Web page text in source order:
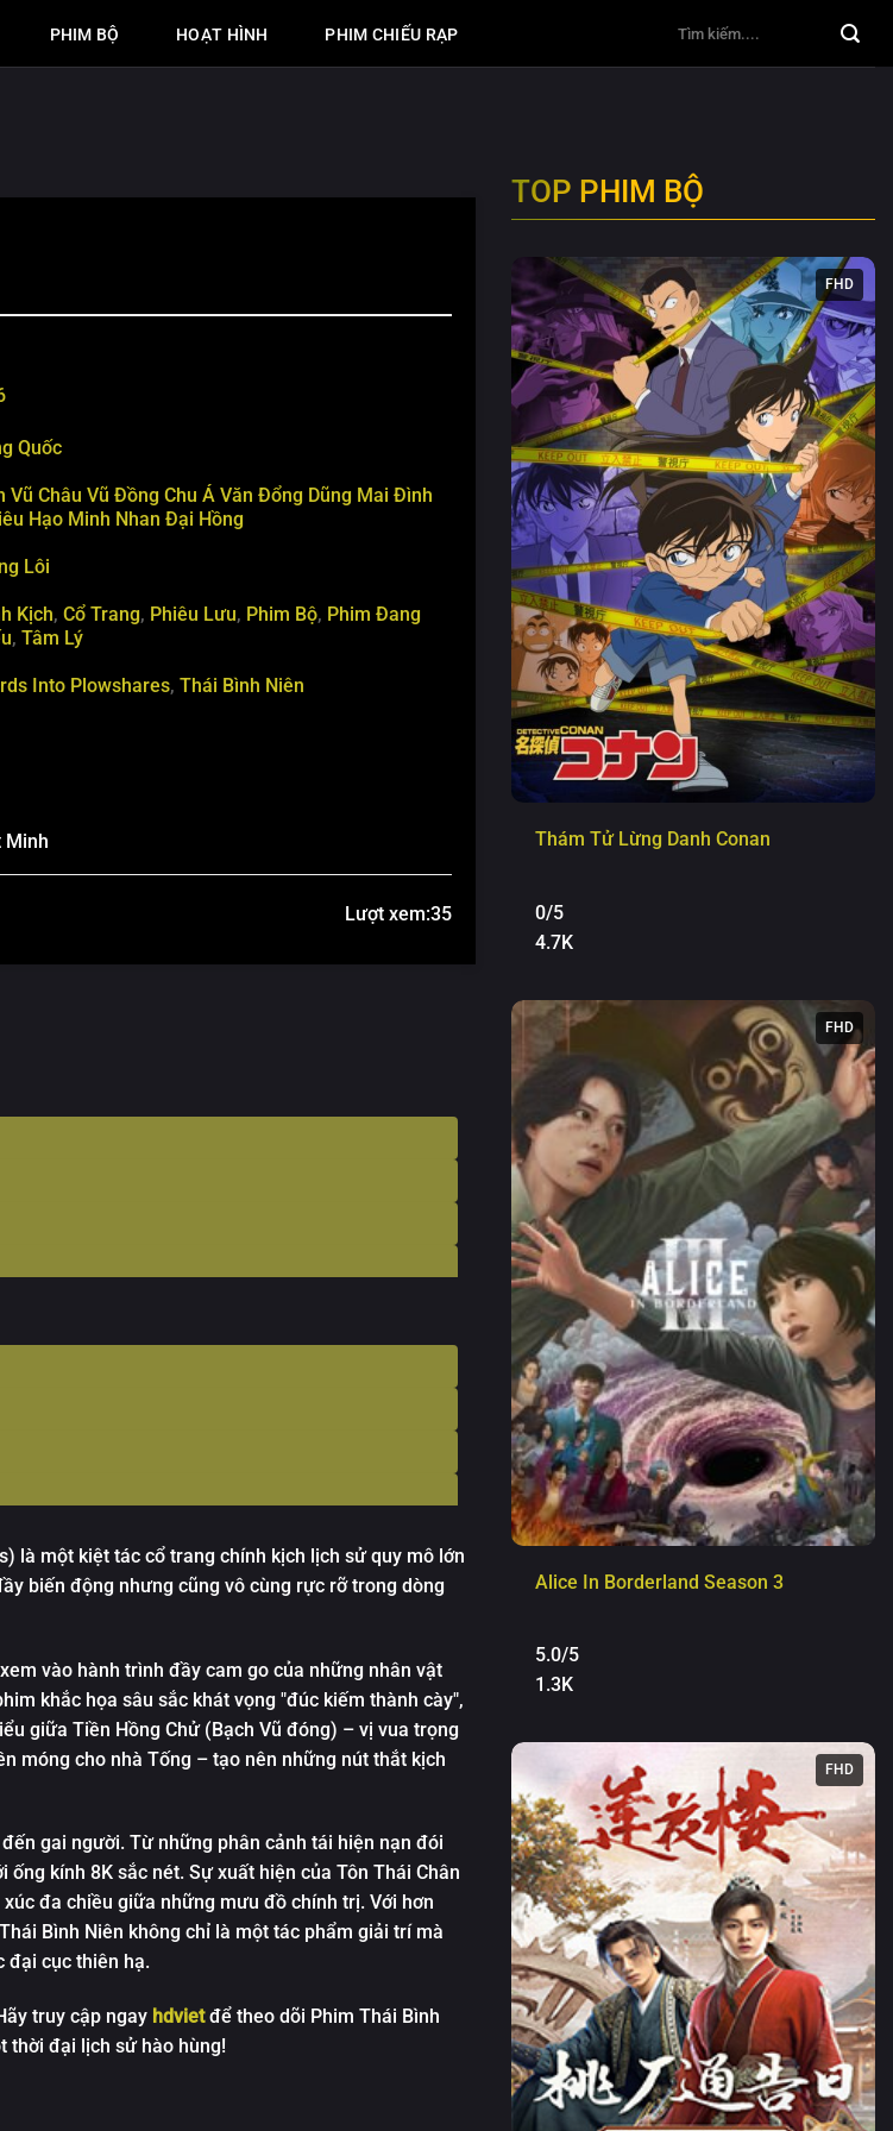
PHIM BỘ HOẠT HÌNH PHIM CHIẾU RẠP
Quốc
Vũ Châu Vũ Đồng Chu Á Văn Đổng Dũng Mai Đình
Hạo Minh Nhan Đại Hồng
Lôi
Kịch,Cổ Trang, Phiêu Lưu, Phim Bộ, Phim Đang
,Tâm Lý
Into Plowshares,Thái Bình Niên
Minh
Lượt xem:35
là một kiệt tác cổ trang chính kịch lịch sử quy mô lớn
biến động nhưng cũng vô cùng rực rỡ trong dòng
vào hành trình đầy cam go của những nhân vật
khắc họa sâu sắc khát vọng "đúc kiếm thành cày",
giữa Tiền Hồng Chử (Bạch Vũ đóng) – vị vua trọng
móng cho nhà Tống – tạo nên những nút thắt kịch
gai người. Từ những phân cảnh tái hiện nạn đói
kính 8K sắc nét. Sự xuất hiện của Tôn Thái Chân
đa chiều giữa những mưu đồ chính trị. Với hơn
Bình Niên không chỉ là một tác phẩm giải trí mà
đại cục thiên hạ.
truy cập ngay hdvietđể theo dõi Phim Thái Bình
thời đại lịch sử hào hùng!
TOP PHIM BỘ
FHD
Thám Tử Lừng Danh Conan
0/5
4.7K
FHD
Alice In Borderland Season 3
5.0/5
1.3K
FHD